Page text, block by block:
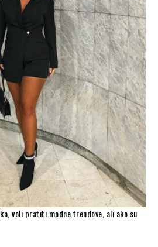
voli pratiti modne trendove, ali ako su